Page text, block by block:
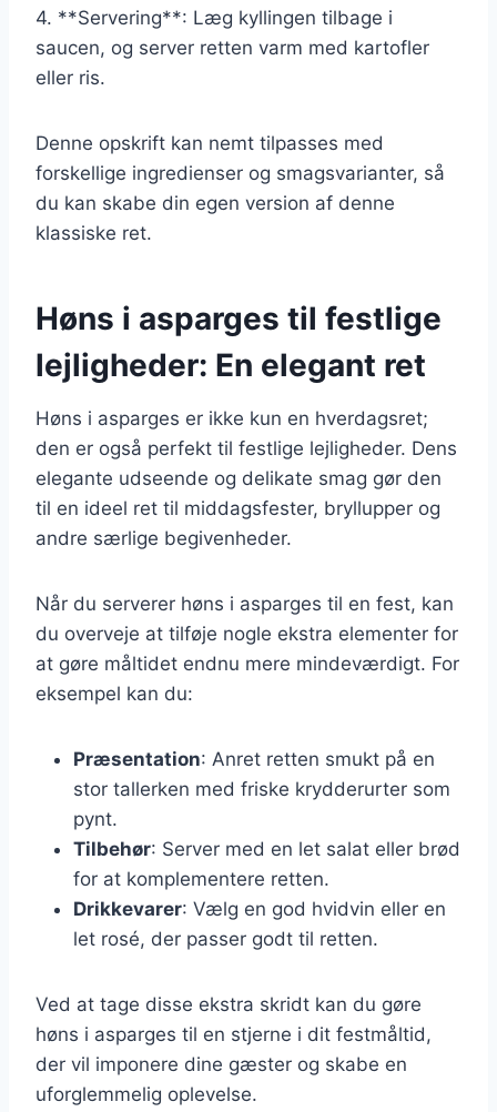
4. **Servering**: Læg kyllingen tilbage i
saucen, og server retten varm med kartofler
eller ris.
Denne opskrift kan nemt tilpasses med
forskellige ingredienser og smagsvarianter, så
du kan skabe din egen version af denne
klassiske ret.
Høns i asparges til festlige
lejligheder: En elegant ret
Høns i asparges er ikke kun en hverdagsret;
den er også perfekt til festlige lejligheder. Dens
elegante udseende og delikate smag gør den
til en ideel ret til middagsfester, bryllupper og
andre særlige begivenheder.
Når du serverer høns i asparges til en fest, kan
du overveje at tilføje nogle ekstra elementer for
at gøre måltidet endnu mere mindeværdigt. For
eksempel kan du:
Præsentation: Anret retten smukt på en
stor tallerken med friske krydderurter som
pynt.
Tilbehør: Server med en let salat eller brød
for at komplementere retten.
Drikkevarer: Vælg en god hvidvin eller en
let rosé, der passer godt til retten.
Ved at tage disse ekstra skridt kan du gøre
høns i asparges til en stjerne i dit festmåltid,
der vil imponere dine gæster og skabe en
uforglemmelig oplevelse.